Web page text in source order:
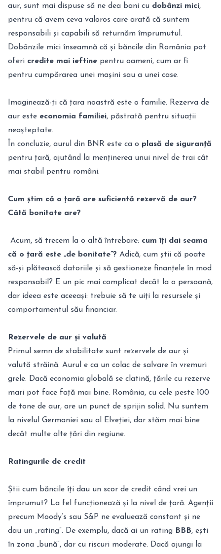
aur, sunt mai dispuse să ne dea bani cu dobânzi mici,
pentru că avem ceva valoros care arată că suntem
responsabili și capabili să returnăm împrumutul.
Dobânzile mici înseamnă că și băncile din România pot
oferi credite mai ieftine pentru oameni, cum ar fi
pentru cumpărarea unei mașini sau a unei case.
Imaginează-ți că țara noastră este o familie. Rezerva de
aur este economia familiei, păstrată pentru situații
neașteptate.
În concluzie, aurul din BNR este ca o plasă de siguranță
pentru țară, ajutând la menținerea unui nivel de trai cât
mai stabil pentru români.
Cum știm că o țară are suficientă rezervă de aur?
Câtă bonitate are?
Acum, să trecem la o altă întrebare: cum îți dai seama
că o țară este „de bonitate”? Adică, cum știi că poate
să-și plătească datoriile și să gestioneze finanțele în mod
responsabil? E un pic mai complicat decât la o persoană,
dar ideea este aceeași: trebuie să te uiți la resursele și
comportamentul său financiar.
Rezervele de aur și valută
Primul semn de stabilitate sunt rezervele de aur și
valută străină. Aurul e ca un colac de salvare în vremuri
grele. Dacă economia globală se clatină, țările cu rezerve
mari pot face față mai bine. România, cu cele peste 100
de tone de aur, are un punct de sprijin solid. Nu suntem
la nivelul Germaniei sau al Elveției, dar stăm mai bine
decât multe alte țări din regiune.
Ratingurile de credit
Știi cum băncile îți dau un scor de credit când vrei un
împrumut? La fel funcționează și la nivel de țară. Agenții
precum Moody’s sau S&P ne evaluează constant și ne
dau un „rating”. De exemplu, dacă ai un rating BBB, ești
în zona „bună”, dar cu riscuri moderate. Dacă ajungi la